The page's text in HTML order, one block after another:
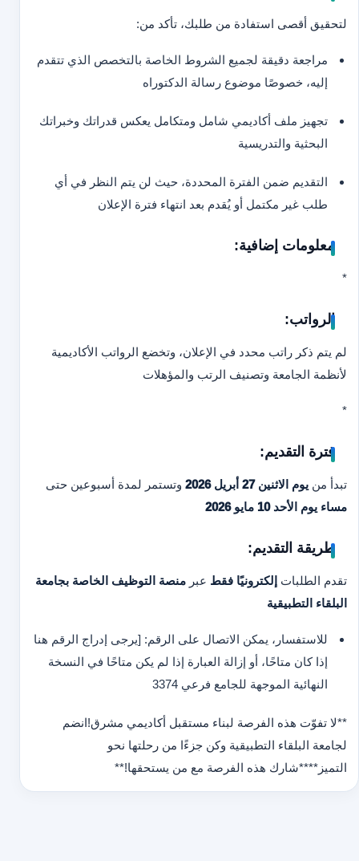
لتحقيق أقصى استفادة من طلبك، تأكد من:
مراجعة دقيقة لجميع الشروط الخاصة بالتخصص الذي تتقدم
إليه، خصوصًا موضوع رسالة الدكتوراه
تجهيز ملف أكاديمي شامل ومتكامل يعكس قدراتك وخبراتك
البحثية والتدريسية
التقديم ضمن الفترة المحددة، حيث لن يتم النظر في أي
طلب غير مكتمل أو يُقدم بعد انتهاء فترة الإعلان
معلومات إضافية:
*
الرواتب:
لم يتم ذكر راتب محدد في الإعلان، وتخضع الرواتب الأكاديمية
لأنظمة الجامعة وتصنيف الرتب والمؤهلات
*
فترة التقديم:
تبدأ من يوم الاثنين 27 أبريل 2026
وتستمر لمدة أسبوعين حتى
مساء يوم الأحد 10 مايو 2026
طريقة التقديم:
تقدم الطلبات إلكترونيًا فقط عبر منصة التوظيف الخاصة بجامعة
البلقاء التطبيقية
للاستفسار، يمكن الاتصال على الرقم: [يرجى إدراج الرقم هنا
إذا كان متاحًا، أو إزالة العبارة إذا لم يكن متاحًا في النسخة
النهائية الموجهة للجامع فرعي 3374
**لا تفوّت هذه الفرصة لبناء مستقبل أكاديمي مشرق!انضم
لجامعة البلقاء التطبيقية وكن جزءًا من رحلتها نحو
التميز ****شارك هذه الفرصة مع من يستحقها!**